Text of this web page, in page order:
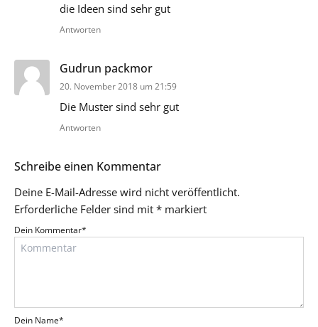
die Ideen sind sehr gut
Antworten
Gudrun packmor
20. November 2018 um 21:59
Die Muster sind sehr gut
Antworten
Schreibe einen Kommentar
Deine E-Mail-Adresse wird nicht veröffentlicht.
Erforderliche Felder sind mit * markiert
Dein Kommentar*
Dein Name*